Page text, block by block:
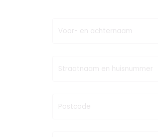
Voor- en achternaam
Straatnaam en huisnummer
Postcode